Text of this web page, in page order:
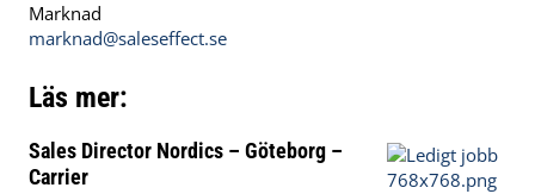
Marknad
marknad@saleseffect.se
Läs mer:
Sales Director Nordics – Göteborg –
Carrier